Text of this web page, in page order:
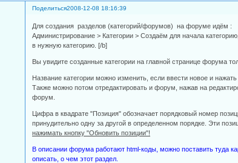
Поделиться2008-12-08 18:16:39
Для создания разделов (категорий/форумов) на форуме идём :
Администрирование > Категории > Создаём для начала
в нужную категорию. [/b]
Вы увидите созданные категории на главной странице форума
Название категории можно изменить, если ввести новое и
Также можно потом отредактировать и форум, нажав на
форум.
Цифра в квадрате "Позиция" обозначает порядковый номер
принудительно одну за другой в определенном порядке. Эти
нажимать кнопку "Обновить позиции"!
В описании форума работают html-коды, можно поставить туда
описать, о чем этот раздел.